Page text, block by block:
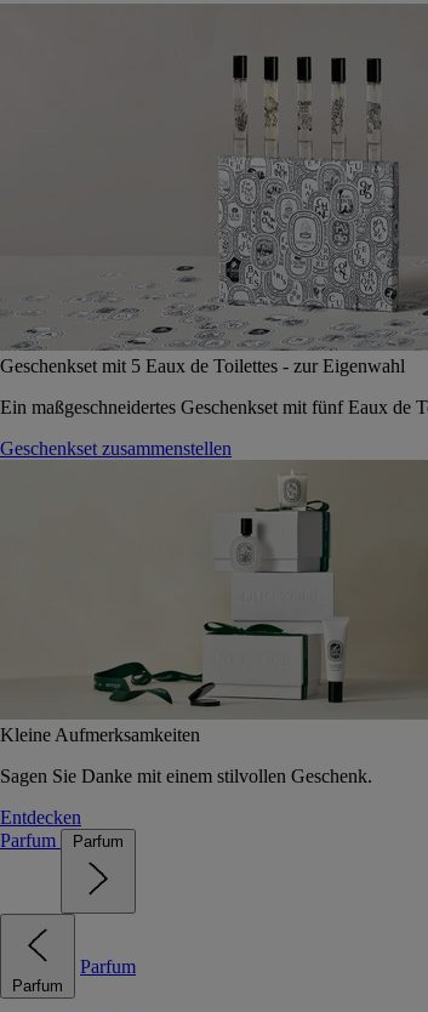
Geschenkset mit 5 Eaux de Toilettes - zur Eigenwahl
Ein maßgeschneidertes Geschenkset mit fünf Eaux de
Geschenkset zusammenstellen
Kleine Aufmerksamkeiten
Sagen Sie Danke mit einem stilvollen Geschenk.
Entdecken
Parfum
Parfum
Parfum
Parfum